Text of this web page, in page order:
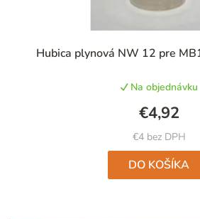
Hubica plynová NW 12 pre
je
4,9
z
5
Na objednávku
€4 bez DPH
€4,92
DO KOŠÍKA